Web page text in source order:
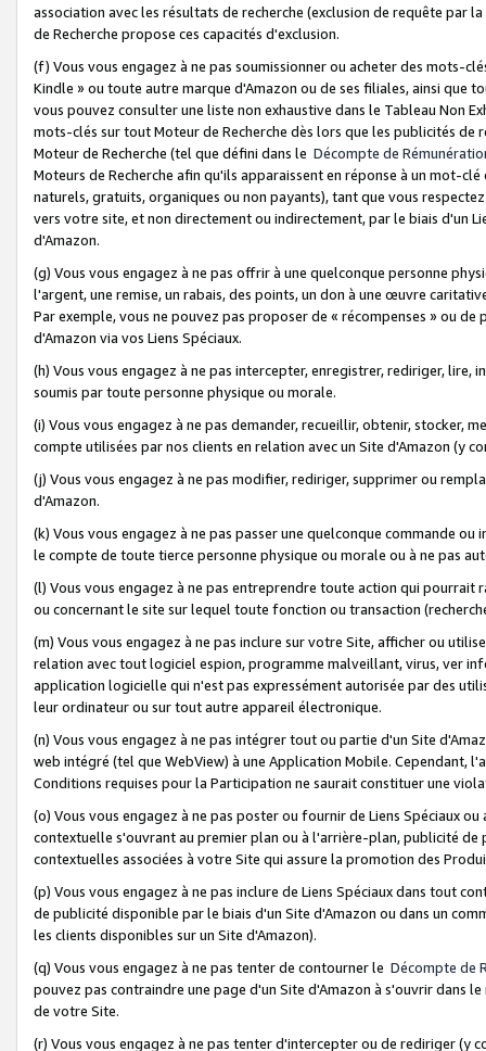
association avec les résultats de recherche (exclusion de requête
de Recherche propose ces capacités d'exclusion.
(f) Vous vous engagez à ne pas soumissionner ou acheter des mots-
Kindle » ou toute autre marque d'Amazon ou de ses filiales, ainsi que
vous pouvez consulter une liste non exhaustive dans le Tableau Non
mots-clés sur tout Moteur de Recherche dès lors que les publicités de
Moteur de Recherche (tel que défini dans le Décompte de
Moteurs de Recherche afin qu'ils apparaissent en réponse à un mot-
naturels, gratuits, organiques ou non payants), tant que vous
vers votre site, et non directement ou indirectement, par le biais d'un
d'Amazon.
(g) Vous vous engagez à ne pas offrir à une quelconque personne
l'argent, une remise, un rabais, des points, un don à une œuvre
Par exemple, vous ne pouvez pas proposer de « récompenses » ou
d'Amazon via vos Liens Spéciaux.
(h) Vous vous engagez à ne pas intercepter, enregistrer, rediriger,
soumis par toute personne physique ou morale.
(i) Vous vous engagez à ne pas demander, recueillir, obtenir, stocker,
compte utilisées par nos clients en relation avec un Site d'Amazon (y
(j) Vous vous engagez à ne pas modifier, rediriger, supprimer ou
d'Amazon.
(k) Vous vous engagez à ne pas passer une quelconque commande
le compte de toute tierce personne physique ou morale ou à ne pas
(l) Vous vous engagez à ne pas entreprendre toute action qui
ou concernant le site sur lequel toute fonction ou transaction
(m) Vous vous engagez à ne pas inclure sur votre Site, afficher ou
relation avec tout logiciel espion, programme malveillant, virus, ver
application logicielle qui n'est pas expressément autorisée par des
leur ordinateur ou sur tout autre appareil électronique.
(n) Vous vous engagez à ne pas intégrer tout ou partie d'un Site
web intégré (tel que WebView) à une Application Mobile. Cependant,
Conditions requises pour la Participation ne saurait constituer une
(o) Vous vous engagez à ne pas poster ou fournir de Liens Spéciaux
contextuelle s'ouvrant au premier plan ou à l'arrière-plan, publicité
contextuelles associées à votre Site qui assure la promotion des
(p) Vous vous engagez à ne pas inclure de Liens Spéciaux dans tout
de publicité disponible par le biais d'un Site d'Amazon ou dans un
les clients disponibles sur un Site d'Amazon).
(q) Vous vous engagez à ne pas tenter de contourner le Décompte de
pouvez pas contraindre une page d'un Site d'Amazon à s'ouvrir dans
de votre Site.
(r) Vous vous engagez à ne pas tenter d'intercepter ou de rediriger